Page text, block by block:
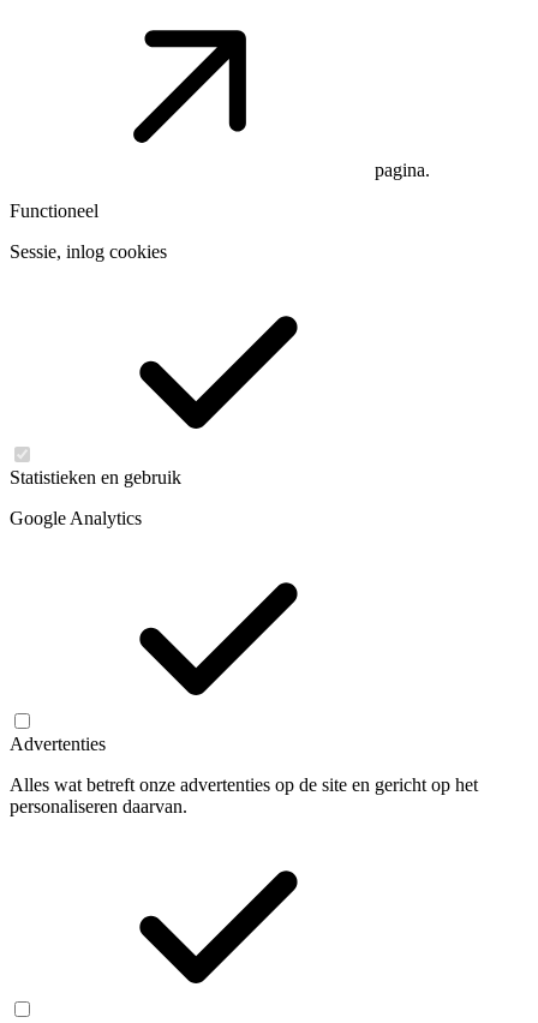
pagina.
Functioneel
Sessie, inlog cookies
Statistieken en gebruik
Google Analytics
Advertenties
Alles wat betreft onze advertenties op de site en gericht op het
personaliseren daarvan.